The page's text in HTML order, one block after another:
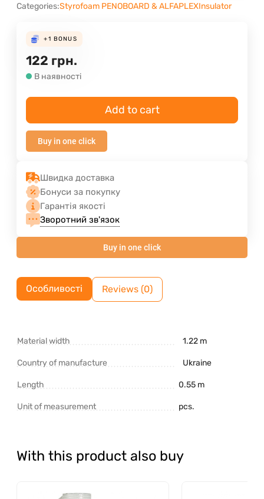
Categories:Styrofoam PENOBOARD & ALFAPLEXInsulator
+1 BONUS
122 грн.
В наявності
Add to cart
Buy in one click
Швидка доставка
Бонуси за покупку
Гарантія якості
Зворотний зв'язок
Buy in one click
Особливості Reviews (0)
Material width 1.22 m
Country of manufacture Ukraine
Length 0.55 m
Unit of measurement pcs.
With this product also buy